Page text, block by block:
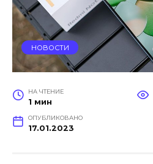
НОВОСТИ
НА ЧТЕНИЕ
1 мин
ОПУБЛИКОВАНО
17.01.2023